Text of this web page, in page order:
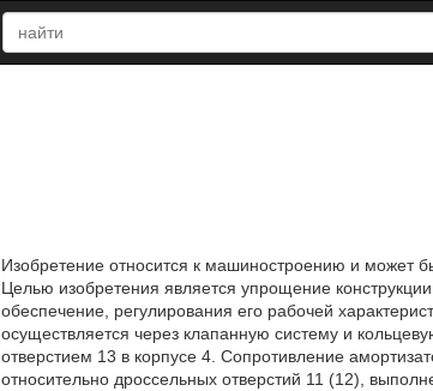
Изобретение относится к машиностроению и может
Целью изобретения является упрощение
обеспечение, регулирования его рабочей
осуществляется через клапанную систему и
отверстием 13 в корпусе 4. Сопротивление
относительно дроссельных отверстий 11 (12),